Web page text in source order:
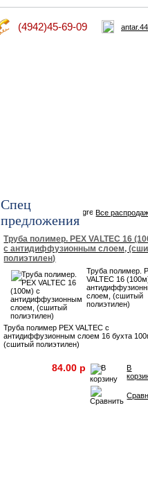
(4942)45-69-09
Спец
предложения
Все
Труба полимер. PEX VALTEC 16
с антидиффузионным слоем,
полиэтилен)
Труба полимер.
VALTEC 16
слоем, (сшитый
полиэтилен)
Труба полимер PEX VALTEC с
антидиффузионным слоем 16 бухта
(сшитый полиэтилен)
84.00 p
В